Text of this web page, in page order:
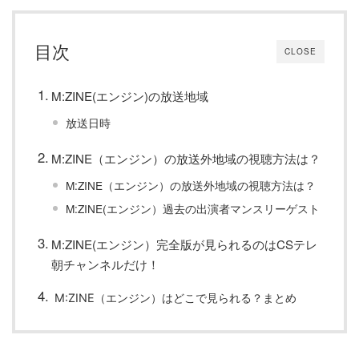
CLOSE
目次
M:ZINE(エンジン)の放送地域
放送日時
M:ZINE（エンジン）の放送外地域の視聴方法は？
M:ZINE（エンジン）の放送外地域の視聴方法は？
M:ZINE(エンジン）過去の出演者マンスリーゲスト
M:ZINE(エンジン）完全版が見られるのはCSテレ
朝チャンネルだけ！
M:ZINE（エンジン）はどこで見られる？まとめ